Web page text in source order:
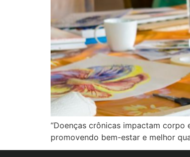
“Doenças crônicas impactam
promovendo bem-estar e melhor